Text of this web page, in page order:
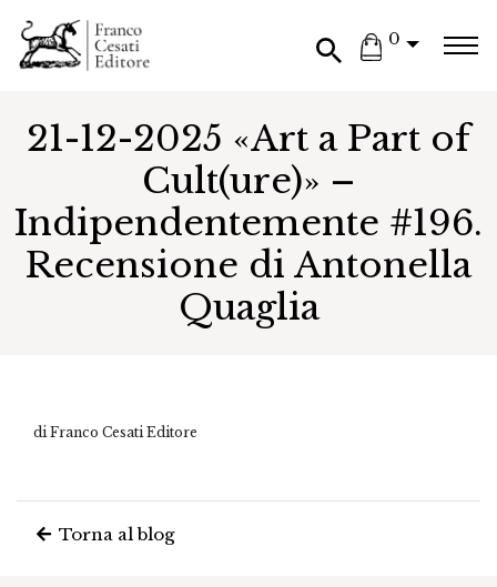
0
21-12-2025 «Art a Part of
Cult(ure)» –
Indipendentemente #196.
Recensione di Antonella
Quaglia
di Franco Cesati Editore
Torna al blog